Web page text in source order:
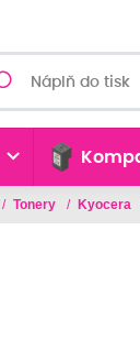
/ Tonery / Kyocera